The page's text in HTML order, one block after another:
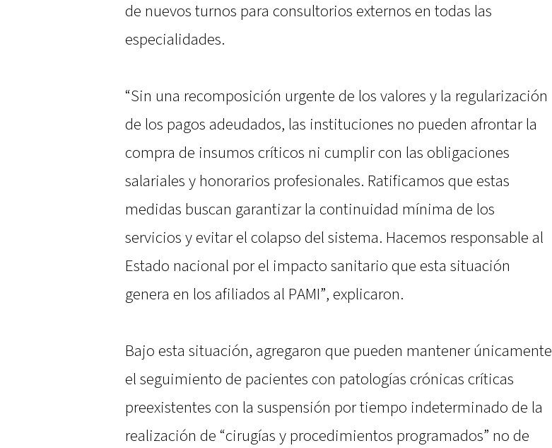
de nuevos turnos para consultorios externos en todas las
especialidades.
“Sin una recomposición urgente de los valores y la regularización
de los pagos adeudados, las instituciones no pueden afrontar la
compra de insumos críticos ni cumplir con las obligaciones
salariales y honorarios profesionales. Ratificamos que estas
medidas buscan garantizar la continuidad mínima de los
servicios y evitar el colapso del sistema. Hacemos responsable al
Estado nacional por el impacto sanitario que esta situación
genera en los afiliados al PAMI”, explicaron.
Bajo esta situación, agregaron que pueden mantener únicamente
el seguimiento de pacientes con patologías crónicas críticas
preexistentes con la suspensión por tiempo indeterminado de la
realización de “cirugías y procedimientos programados” no de